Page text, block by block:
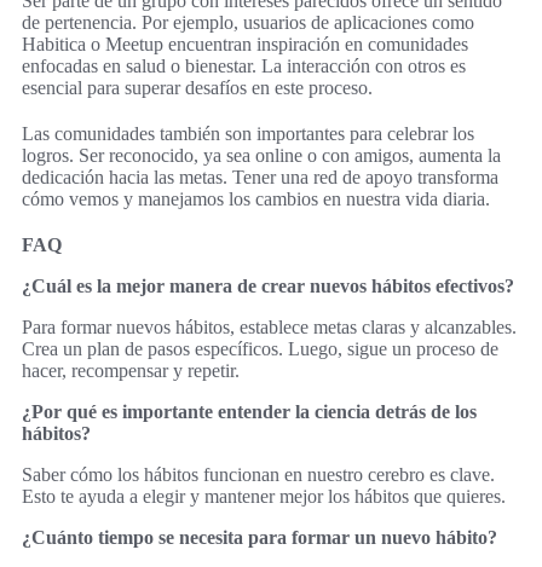
de pertenencia. Por ejemplo, usuarios de aplicaciones como
Habitica o Meetup encuentran inspiración en comunidades
enfocadas en salud o bienestar. La interacción con otros es
esencial para superar desafíos en este proceso.
Las comunidades también son importantes para celebrar los
logros. Ser reconocido, ya sea online o con amigos, aumenta la
dedicación hacia las metas. Tener una red de apoyo transforma
cómo vemos y manejamos los cambios en nuestra vida diaria.
FAQ
¿Cuál es la mejor manera de crear nuevos hábitos efectivos?
Para formar nuevos hábitos, establece metas claras y alcanzables.
Crea un plan de pasos específicos. Luego, sigue un proceso de
hacer, recompensar y repetir.
¿Por qué es importante entender la ciencia detrás de los
hábitos?
Saber cómo los hábitos funcionan en nuestro cerebro es clave.
Esto te ayuda a elegir y mantener mejor los hábitos que quieres.
¿Cuánto tiempo se necesita para formar un nuevo hábito?